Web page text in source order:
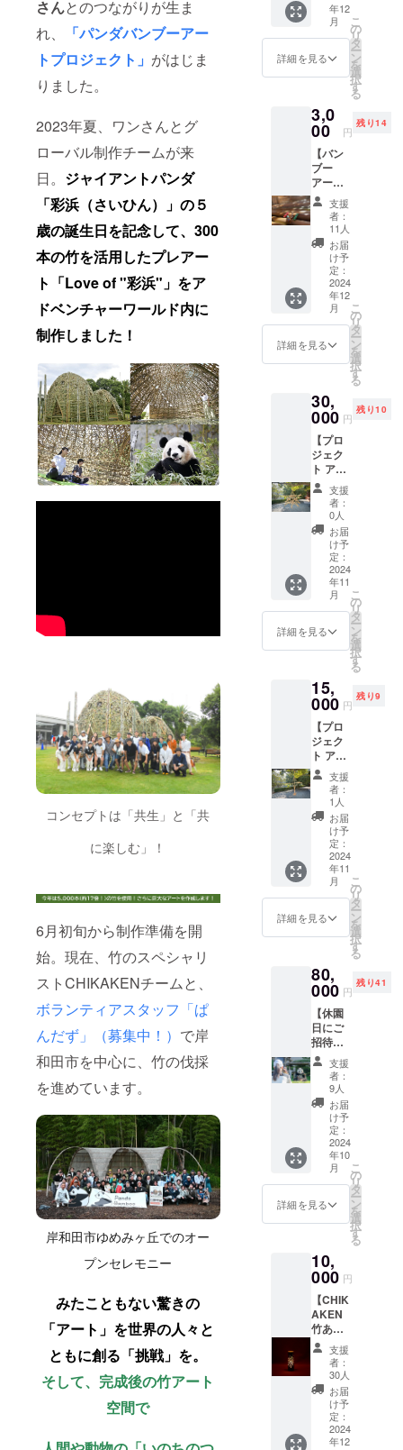
さんとのつながりが生ま
れ、
「パンダバンブーアー
トプロジェクト」 がはじま
りました。
2023年夏、ワンさんとグ
ローバル制作チームが来
日。 ジャイアントパンダ
「彩浜（さいひん）」の５
歳の誕生日を記念して、300
本の竹を活用したプレアー
ト「Love of "彩浜"」をア
ドベンチャーワールド内に
制作しました！
コンセプトは「共生」と「共
に楽しむ」！
6月初旬から制作準備を開
始。現在、竹のスペシャリ
ストCHIKAKENチームと、
ボランティアスタッフ「ぱ
んだず」（募集中！） で岸
和田市を中心に、竹の伐採
を進めています。
岸和田市ゆめみヶ丘でのオー
プンセレモニー
みたこともない驚きの
「アート」を世界の人々と
ともに創る「挑戦」を。
そして、完成後の竹アート
空間で
3月まで
・エリ
内（和
歌山県
帰りま
たは1泊
2日で往
復でき
るエリ
ア）限
定 ・費
用：支
援額に
加え、
出張で
発生す
る交通
費・宿
担にな
ります
合わせ
で内容
を協議
のうえ
出張し
ます。
企画内
容に
よって
は実現
できな
い場合
もござ
いま
す。 ＜
に際の
入力事
入欄に
以下に
ついて
わかる
範囲で
ご記入
くださ
い。 ・
ご希望
出張時
期 ・出
張イベ
ント等
の主催
名 ・出
張イベ
ント概
要
のた
め、作
品完成
後にT
ます。
お届け
までに
は時間
がかか
りま
す。
（年内
発送予
定） ・
プロ
ジェク
トとコ
ラボ
レー
バー
ジョン
バン
ブー
アート
プロ
ジェク
トロゴ
が入り
ます。
食べて
いる
姿」 の
いずれ
サイ
ズ：ポ
カード
サイズ
（148m
m×100
mm） ■
数量：
限定50
意事項/
その他
・絵の
ポーズ
は選べ
ませ
の中か
ら1点1
点直筆
で制作
しま
す。 ・
作品に
は琴塚
さんの
サイン
が入り
ます。
・額は
付属し
ませ
基に、
白浜の
ガラス
工房
O」さん
ンドメ
イドの
ラスを
制作し
まし
た。 足
の毛や
爪の尖
りなど
の立体
感か
ら、永
明を身
近に感
じてい
ただけ
バー入
り。名
入れも
可能で
す（字
数制限
あ
り）。
・数
量：1点
・サイ
ズ：約
縦30×横
24cm×
幅1-
素材：
ガラス
個包装
（箱入
り）、
宅急便
にて発
送 ＜シ
リアル
ナン
バーと
名入れ
＞ ・シ
リアル
ナン
バー：
「EIMEI
00X」
と記入
れの要
不要は
選択可
能です
（ご購
入後ご
希望を
お伺い
しま
す） ・
裏面に
手書き
で記入
します
（記入
ジは画
像をご
さい）
・文字
種/数：
ひらが
な、カ
タカ
ナ、ア
ルファ
ベット
から10
文字以
意事項
＞ ・ハ
浜」の
手型ガ
ラス】
白浜パ
ンダ
「浜
家」
で、
2012年
に誕生
し2017
年に中
国へ旅
立った
「優
浜」の
7ヶ月令
の貴重
な手形
ガラ
ス。 過
去に
基に、
白浜の
工房
「CAV
O」さん
と、ハ
ンドメ
イドの
手形ガ
ラスを
制作し
まし
た。 パ
ンダの
赤ちゃ
んサイ
いらし
い手形
です。
シリア
ルナン
バー入
り。名
入れも
可能で
す（字
数制限
り）。
・数
量：1点
ズ：約
縦20×横
3cm ・
素材：
ガラス
・提供
方法：
個包装
（箱入
り）、
宅急便
にて発
リアル
ナン
バーと
リアル
ナン
「YUHI
N
00X」
と記入
します
・名入
れの要
不要は
選択可
能です
（ご購
入後ご
希望を
年12
月
詳細を見る
こ
の
リ
タ
ー
ン
を
選
択
す
る
3,0
00 円
残り14
【バン
ブー
アート
にも使
用
中！】
パンダ
バン
ブー
アート
の小
ドーム
内で展
開して
いる、
トの素
材でで
きてい
るロー
プを使
用した
リター
ン品と
なりま
す。
ロープ
アー
ティス
トであ
り、本
プロ
ジェク
を展開
してい
さみっ
ちょ」
のコラ
ボ商
品！ カ
ラフル
なロー
プアー
トでワ
ンポイ
ント
コーデ
をぜひ
お楽し
ナーの
延長ス
トラッ
プ等に
も！ ■
内容 ・
2本セッ
ト 実際
にアー
トで使
用した
赤ロー
プベー
スのも
のと、
本はラ
ンダム
いただ
きます
■サイ
ズ：
（約
60mm×
約
10mm
量：限
定25本
■注意事
項/その
支援
者：
11人
お届
け予
定：
2024
年12
月
詳細を見る
こ
の
リ
タ
ー
ン
を
選
択
す
る
30,
000 円
残り10
【プロ
ジェク
ト アー
ティス
ト作成
竹の
オーナ
メント
（大）
】 パン
ダバン
ブー
アート
プロ
ジェク
通訳兼
制作メ
ンバー
として
大活躍
中の台
湾人
アー
ティス
ト
Mikey
Panさ
んとの
コラボ
レー
ション
オーナ
アント
パンダ
与えた
竹の食
べ残し
部分を
使用し
ていま
す。 庭
に飾る
もよ
し、ラ
ンプ等
をつけ
て室内
で楽し
※竹は自
然素材
です。
１つと
して同
じもの
はあり
ませ
ん。 ま
た、ヒ
ビ割
れ・カ
ビが発
支援
者：
0人
お届
け予
定：
2024
年11
月
詳細を見る
こ
の
リ
タ
ー
ン
を
選
択
す
る
15,
000 円
残り9
【プロ
ジェク
ト アー
ティス
ト作成
竹の
オーナ
メント
（小）
】 パン
ダバン
ブー
アート
プロ
ジェク
通訳兼
制作メ
ンバー
として
大活躍
中の台
湾人
アー
ティス
ト
Mikey
Panさ
んとの
コラボ
レー
ション
オーナ
で伐採
した、
バン
ブー
アート
の竹の
未利用
部分を
使用し
ていま
す。 庭
に飾る
支援
者：
1人
お届
け予
定：
2024
年11
月
詳細を見る
こ
の
リ
タ
ー
ン
を
選
択
す
る
80,
000 円
残り41
【休園
日にご
招待！
パンダ
の写真
撮り放
題！】
休園日
の静か
なパー
クで
ジャイ
アント
パンダ
の撮影
お楽し
みくだ
さい。
普段の
パーク
では味
わえな
い特別
な体験
をどう
ぞ。 場
所：ア
ドベン
チャー
支援
者：
9人
お届
け予
定：
2024
年10
月
詳細を見る
こ
の
リ
タ
ー
ン
を
選
択
す
る
10,
000 円
【CHIK
AKEN
竹あか
りラン
プ
シェー
ド
mini】
オリジ
ナルデ
ザイン
支援
者：
30人
お届
け予
定：
2024
年12